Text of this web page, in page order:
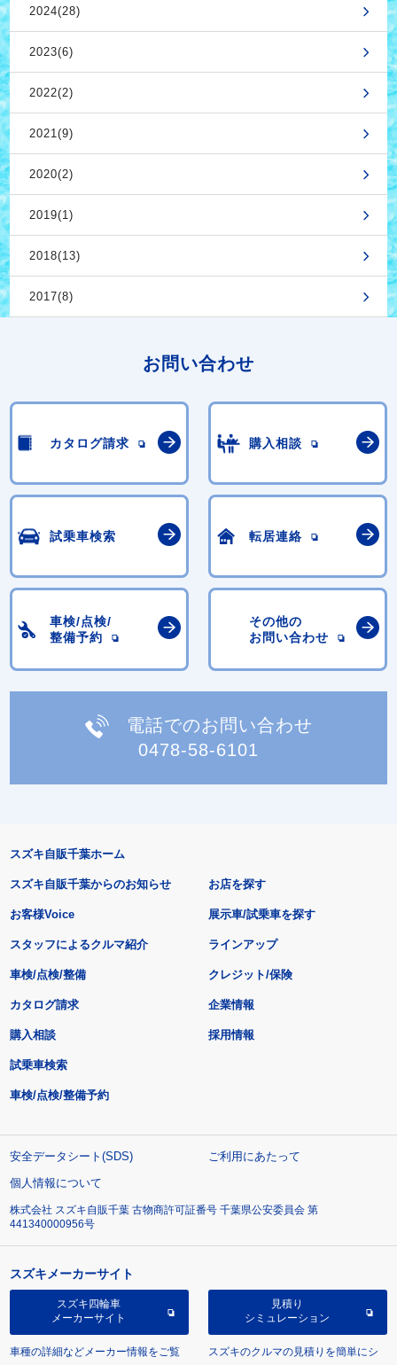
2024(28)
2023(6)
2022(2)
2021(9)
2020(2)
2019(1)
2018(13)
2017(8)
お問い合わせ
カタログ請求 購入相談
試乗車検索 転居連絡
車検/点検/
整備予約
その他の
お問い合わせ
電話でのお問い合わせ
0478-58-6101
スズキ自販千葉ホーム
スズキ自販千葉からのお知らせ
お客様Voice
スタッフによるクルマ紹介
お店を探す
展示車/試乗車を探す
ラインアップ
車検/点検/整備 クレジット/保険
カタログ請求
購入相談
試乗車検索
車検/点検/整備予約
企業情報
採用情報
安全データシート(SDS)
ご利用にあたって
個人情報について
株式会社 スズキ自販千葉 古物商許可証番号 千葉県公安委員会 第
441340000956号
スズキメーカーサイト
スズキ四輪車
メーカーサイト
車種の詳細などメーカー情報をご覧
見積り
シミュレーション
スズキのクルマの見積りを簡単にシ